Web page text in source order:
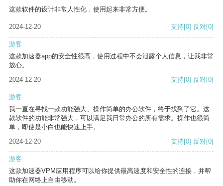
这款软件的设计非常人性化，使用起来非常方便。
2024-12-20 支持[0] 反对[0]
游客
这款加速器app的安全性很高，使用过程中不会泄露个人信息，让我非常
放心。
2024-12-20
支持[0] 反对[0]
游客
我一直在寻找一款功能强大、操作简单的办公软件，终于找到了它。这
款软件的功能非常强大，可以满足我日常办公的所有需求。操作也很简
单，即使是小白也能快速上手。
2024-12-20
支持[0] 反对[0]
游客
这款加速器VPM应用程序可以给你提供最高速度和安全性的连接，并帮
助你在网络上自由移动。